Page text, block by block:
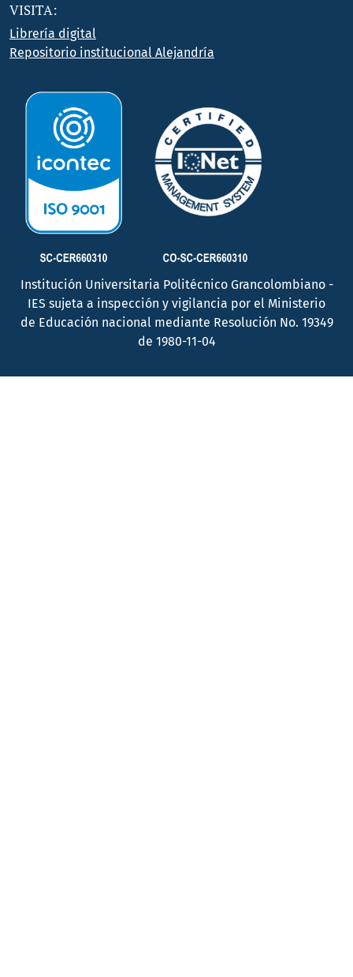
VISITA:
Librería digital
Repositorio institucional Alejandría
Institución Universitaria Politécnico Grancolombiano -
IES sujeta a inspección y vigilancia por el Ministerio
de Educación nacional mediante Resolución No. 19349
de 1980-11-04